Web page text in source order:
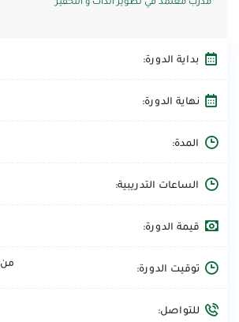
مدرب معتمد في تطوير الذات و التحفيز
بداية الدورة:
نهاية الدورة:
المدة:
الساعات التدريبية:
قيمة الدورة:
توقيت الدورة: من 6:00 PM إلى 9:00 PM
للتواصل: